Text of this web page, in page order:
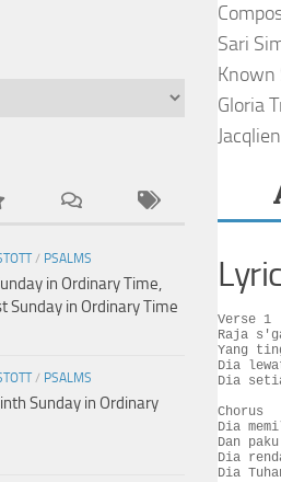
Sari
Known
Gloria
Verse 1
Raja
Yang
Dia
Dia
Chorus
Dia
Dan
Dia
Dia
/ PSALMS
in Ordinary Time,
Sunday in Ordinary Time
/ PSALMS
Sunday in Ordinary